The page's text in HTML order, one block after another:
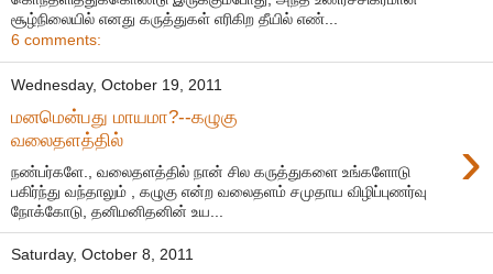
சூழ்நிலையில் எனது கருத்துகள் எரிகிற தீயில் எண்...
6 comments:
Wednesday, October 19, 2011
மனமென்பது மாயமா?--கழுகு
வலைதளத்தில்
›
நண்பர்களே., வலைதளத்தில் நான் சில கருத்துகளை உங்களோடு
பகிர்ந்து வந்தாலும் , கழுகு என்ற வலைதளம் சமுதாய விழிப்புணர்வு
நோக்கோடு, தனிமனிதனின் உய...
Saturday, October 8, 2011